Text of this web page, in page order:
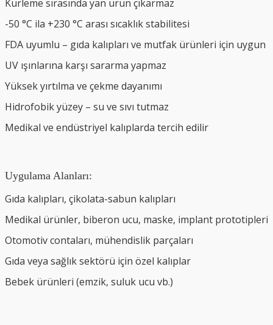
Kürleme sırasında yan ürün çıkarmaz
-50 °C ila +230 °C arası sıcaklık stabilitesi
FDA uyumlu – gıda kalıpları ve mutfak ürünleri için uygun
UV ışınlarına karşı sararma yapmaz
Yüksek yırtılma ve çekme dayanımı
Hidrofobik yüzey – su ve sıvı tutmaz
Medikal ve endüstriyel kalıplarda tercih edilir
Uygulama Alanları:
Gıda kalıpları, çikolata-sabun kalıpları
Medikal ürünler, biberon ucu, maske, implant prototipleri
Otomotiv contaları, mühendislik parçaları
Gıda veya sağlık sektörü için özel kalıplar
Bebek ürünleri (emzik, suluk ucu vb.)